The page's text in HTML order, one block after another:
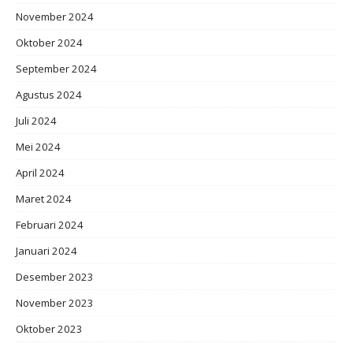
November 2024
Oktober 2024
September 2024
Agustus 2024
Juli 2024
Mei 2024
April 2024
Maret 2024
Februari 2024
Januari 2024
Desember 2023
November 2023
Oktober 2023